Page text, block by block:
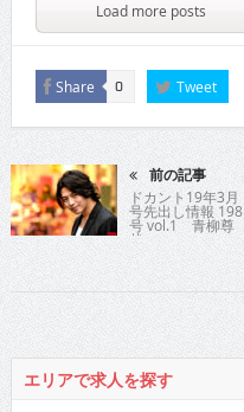
Load more posts
Share 0 Tweet
前の記事
ドカント19年3月
号先出し情報 198
号 vol.1 青柳尊
哉
エリアで求人を探す